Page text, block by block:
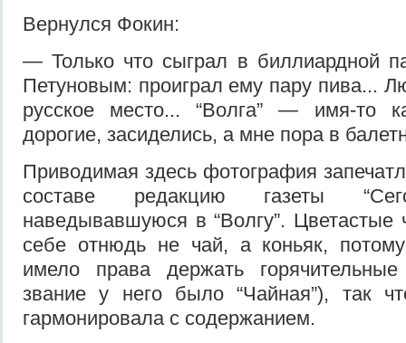
Вернулся Фокин:
— Только что сыграл в биллиардной
Петуновым: проиграл ему пару пива...
русское место... “Волга” — имя-то
дорогие, засиделись, а мне пора в
Приводимая здесь фотография
составе редакцию газеты
наведывавшуюся в “Волгу”. Цветастые
себе отнюдь не чай, а коньяк,
имело права держать
звание у него было “Чайная”), так
гармонировала с содержанием.